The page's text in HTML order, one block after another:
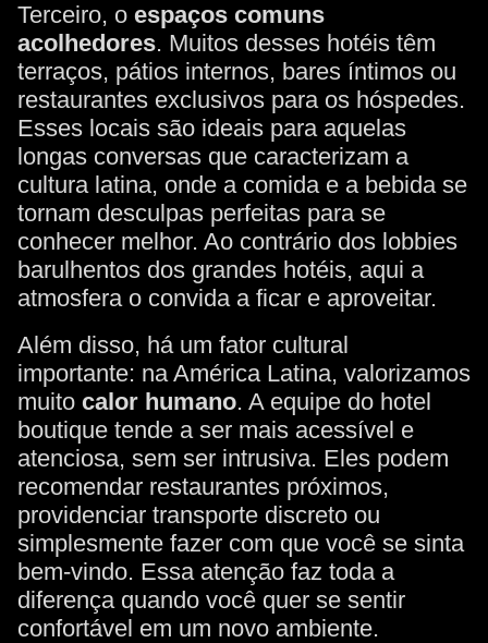
Terceiro, o espaços comuns
acolhedores. Muitos desses hotéis têm
terraços, pátios internos, bares íntimos ou
restaurantes exclusivos para os hóspedes.
Esses locais são ideais para aquelas
longas conversas que caracterizam a
cultura latina, onde a comida e a bebida se
tornam desculpas perfeitas para se
conhecer melhor. Ao contrário dos lobbies
barulhentos dos grandes hotéis, aqui a
atmosfera o convida a ficar e aproveitar.
Além disso, há um fator cultural
importante: na América Latina, valorizamos
muito calor humano. A equipe do hotel
boutique tende a ser mais acessível e
atenciosa, sem ser intrusiva. Eles podem
recomendar restaurantes próximos,
providenciar transporte discreto ou
simplesmente fazer com que você se sinta
bem-vindo. Essa atenção faz toda a
diferença quando você quer se sentir
confortável em um novo ambiente.